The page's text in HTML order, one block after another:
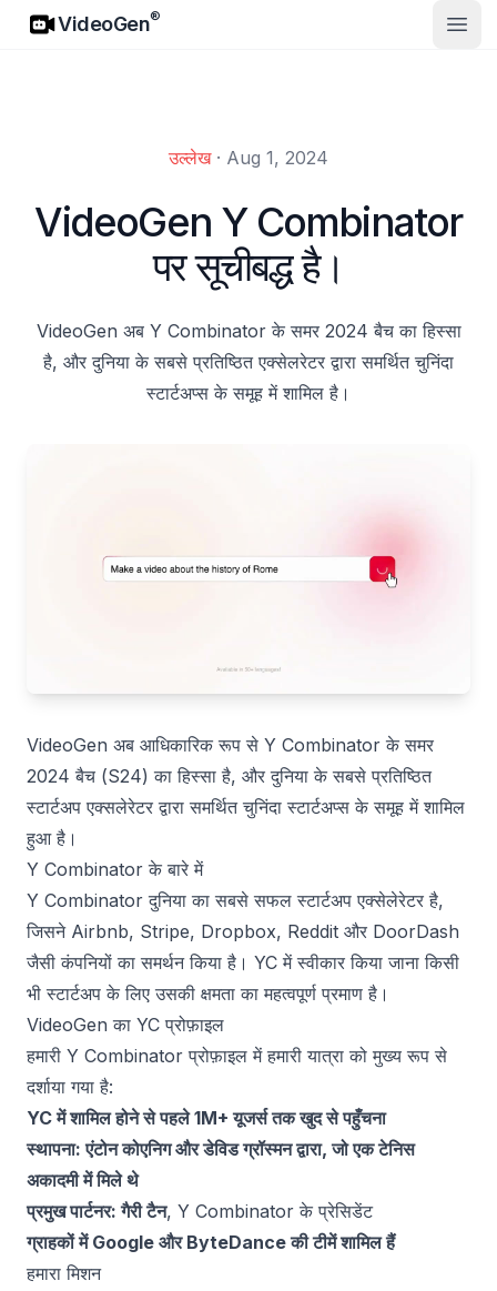
VideoGen
VideoGen®
मुख्य
उल्लेख· Aug 1, 2024
VideoGen Y Combinator
पर सूचीबद्ध है।
VideoGen अब Y Combinator के समर 2024 बैच का हिस्सा
है, और दुनिया के सबसे प्रतिष्ठित एक्सेलरेटर द्वारा समर्थित चुनिंदा
स्टार्टअप्स के समूह में शामिल है।
VideoGen अब आधिकारिक रूप से Y Combinator के समर
2024 बैच (S24) का हिस्सा है, और दुनिया के सबसे प्रतिष्ठित
स्टार्टअप एक्सलेरेटर द्वारा समर्थित चुनिंदा स्टार्टअप्स के समूह में शामिल
हुआ है।
Y Combinator के बारे में
Y Combinator दुनिया का सबसे सफल स्टार्टअप एक्सेलेरेटर है,
जिसने Airbnb, Stripe, Dropbox, Reddit और DoorDash
जैसी कंपनियों का समर्थन किया है। YC में स्वीकार किया जाना किसी
भी स्टार्टअप के लिए उसकी क्षमता का महत्वपूर्ण प्रमाण है।
VideoGen का YC प्रोफ़ाइल
हमारी Y Combinator प्रोफ़ाइल में हमारी यात्रा को मुख्य रूप से
दर्शाया गया है:
YC में शामिल होने से पहले 1M+ यूजर्स तक खुद से पहुँचना
स्थापना: एंटोन कोएनिग और डेविड ग्रॉस्मन द्वारा, जो एक टेनिस
अकादमी में मिले थे
प्रमुख पार्टनर: गैरी टैन, Y Combinator के प्रेसिडेंट
ग्राहकों में Google और ByteDance की टीमें शामिल हैं
हमारा मिशन